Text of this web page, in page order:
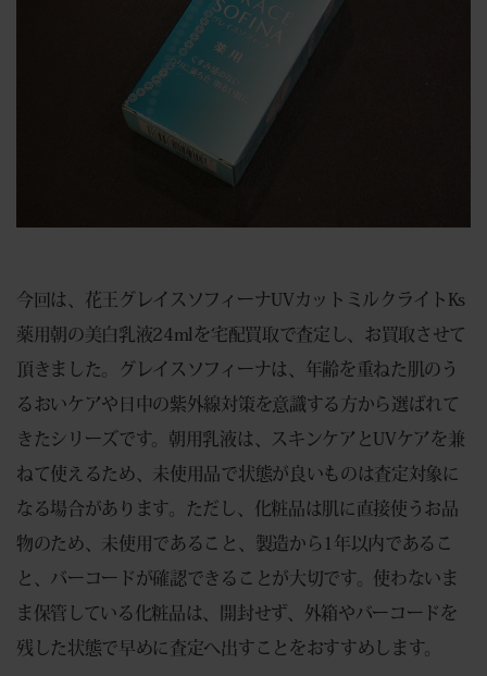
今回は、花王グレイスソフィーナUVカットミルクライトKs
薬用朝の美白乳液24mlを宅配買取で査定し、お買取させて
頂きました。グレイスソフィーナは、年齢を重ねた肌のう
るおいケアや日中の紫外線対策を意識する方から選ばれて
きたシリーズです。朝用乳液は、スキンケアとUVケアを兼
ねて使えるため、未使用品で状態が良いものは査定対象に
なる場合があります。ただし、化粧品は肌に直接使うお品
物のため、未使用であること、製造から1年以内であるこ
と、バーコードが確認できることが大切です。使わないま
ま保管している化粧品は、開封せず、外箱やバーコードを
残した状態で早めに査定へ出すことをおすすめします。